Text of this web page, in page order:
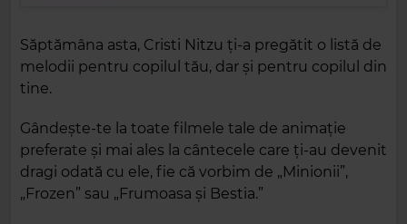
Săptămâna asta, Cristi Nitzu ți-a pregătit o listă de
melodii pentru copilul tău, dar și pentru copilul din
tine.
Gândește-te la toate filmele tale de animație
preferate și mai ales la cântecele care ți-au devenit
dragi odată cu ele, fie că vorbim de „Minionii”,
„Frozen” sau „Frumoasa și Bestia.”